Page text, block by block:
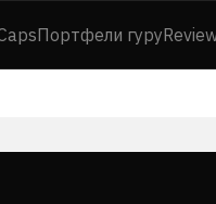
Портфели гуру